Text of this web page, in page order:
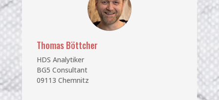
Thomas Böttcher
HDS Analytiker
BG5 Consultant
09113 Chemnitz